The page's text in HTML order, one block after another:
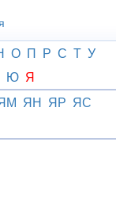
О П Р С Т У
Ю Я
ЯН ЯР ЯС